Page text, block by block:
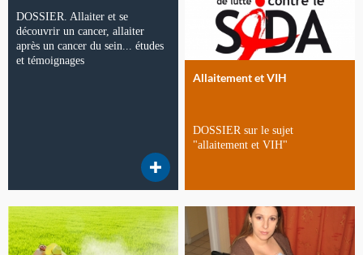
DOSSIER. Allaiter et se
découvrir un cancer, allaiter
après un cancer du sein... études
et témoignages
Allaitement et VIH
DOSSIER sur le sujet
"allaitement et VIH"